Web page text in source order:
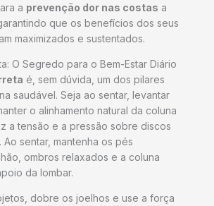
a prevenção dor nas costas a
que os benefícios dos seus
maximizados e sustentados.
O Segredo para o Bem-Estar Diário
é, sem dúvida, um dos pilares
saudável. Seja ao sentar, levantar
o alinhamento natural da coluna
a tensão e a pressão sobre discos
Ao sentar, mantenha os pés
ombros relaxados e a coluna
da lombar.
dobre os joelhos e use a força